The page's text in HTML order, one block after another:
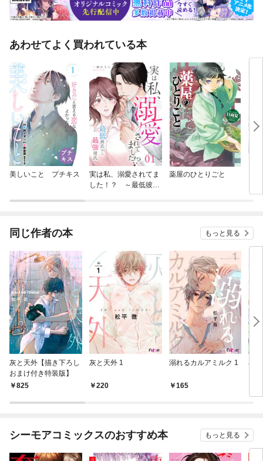
あわせてよく買われている本
美しいこと プチキス
実は私、溺愛されてま
した！？ ～最低彼氏
薬屋のひとりごと
た
幸
ま
同じ作者の本 もっと見る
灰と天外【描き下ろし
おまけ付き特装版】
825
灰と天外 1
220
溺れるカルアミルク 1
165
小
シーモアコミックスのおすすめ本 もっと見る